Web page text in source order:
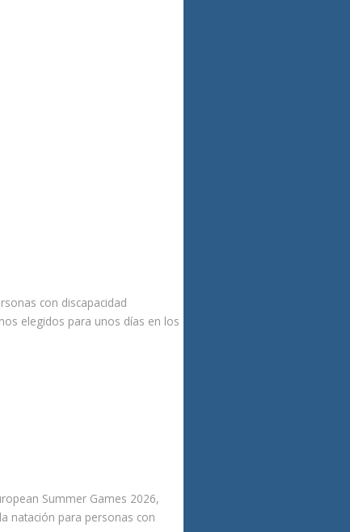
con discapacidad
elegidos para unos días en los
Summer Games 2026,
natación para personas con